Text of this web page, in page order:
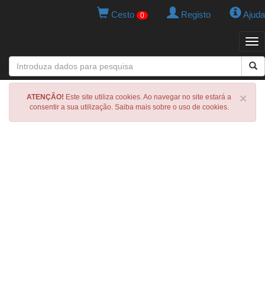
Cesto 0 Registo Ajuda
×
ATENÇÃO! Este site utiliza cookies. Ao navegar no site estará a
consentir a sua utilização. Saiba mais sobre o uso de cookies.